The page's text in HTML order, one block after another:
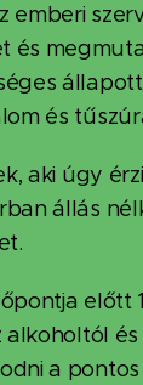
emberi
és
és
aki úgy
állás
előtt
alkoholtól és
a pontos